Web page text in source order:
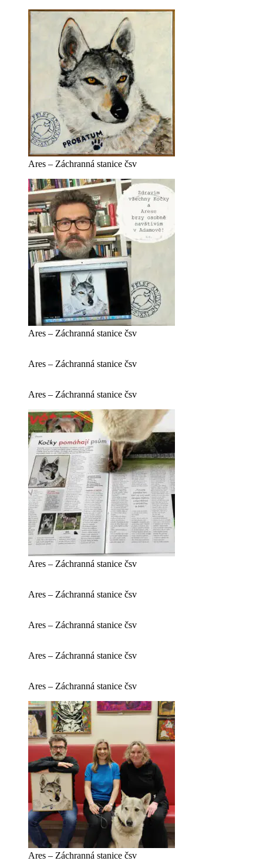
Ares – Záchranná stanice čsv
Ares – Záchranná stanice čsv
Ares – Záchranná stanice čsv
Ares – Záchranná stanice čsv
Ares – Záchranná stanice čsv
Ares – Záchranná stanice čsv
Ares – Záchranná stanice čsv
Ares – Záchranná stanice čsv
Ares – Záchranná stanice čsv
Ares – Záchranná stanice čsv